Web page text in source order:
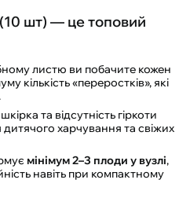
(10 шт) — це топовий
листю ви побачите кожен
кількість «переростків», які
та відсутність гіркоти
харчування та свіжих
мінімум 2–3 плоди у вузлі,
навіть при компактному